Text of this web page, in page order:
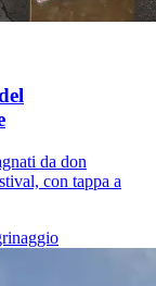
da don
con tappa a